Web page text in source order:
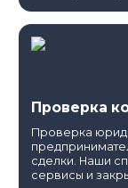
Проверка
Проверка
сделки. Наши
сервисы и